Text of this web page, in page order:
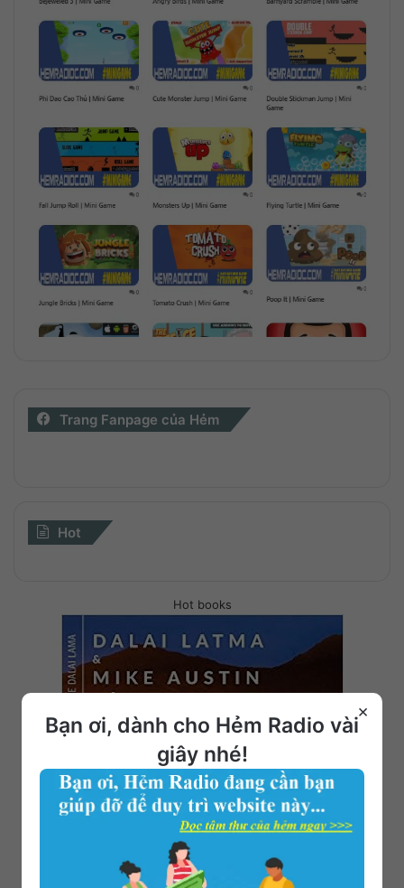
Trang Fanpage của Hẻm
Hot
Hot books
×
Bạn ơi, dành cho Hẻm Radio vài
giây nhé!